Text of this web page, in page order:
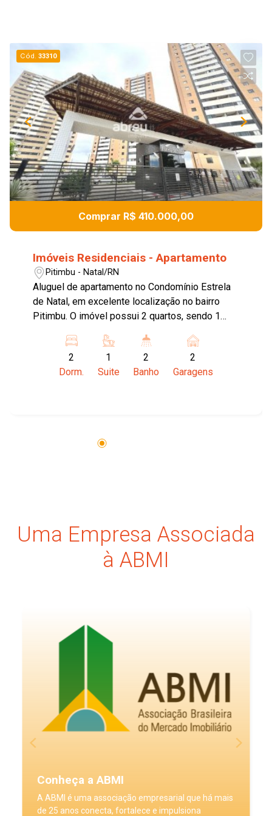
Cód.33310
Comprar R$ 410.000,00
Imóveis Residenciais - Apartamento
Pitimbu - Natal/RN
Aluguel de apartamento no Condomínio Estrela
de Natal, em excelente localização no bairro
Pitimbu. O imóvel possui 2 quartos, sendo 1
Área privativa de 82m². Condomínio com ótima
estrutura e segurança. Próximo a comércios,
serviços e escolas. Aproveite essa
2
Dorm.
1
Suite
2
Banho
2
Garagens
Uma Empresa Associada
à ABMI
Conheça a ABMI
A ABMI é uma associação empresarial que há mais
de 25 anos conecta, fortalece e impulsiona